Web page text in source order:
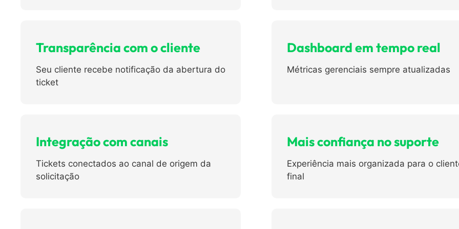
Transparência com o cliente
Seu cliente recebe notificação da abertura do
ticket
Dashboard em tempo real
Métricas gerenciais sempre atualizadas
Integração com canais
Tickets conectados ao canal de origem da
solicitação
Mais confiança no suporte
Experiência mais organizada para o
final